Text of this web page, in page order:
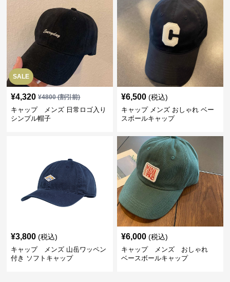
SALE
¥4,320 ¥4800(割引前)
キャップ メンズ 日常ロゴ入り
シンプル帽子
¥6,500 (税込)
キャップ メンズ おしゃれ ベー
スボールキャップ
¥3,800 (税込)
キャップ メンズ 山岳ワッペン
付き ソフトキャップ
¥6,000 (税込)
キャップ メンズ おしゃれ
ベースボールキャップ